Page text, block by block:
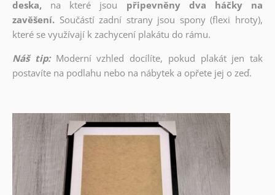
deska, na které jsou
připevněny dva háčky na
zavěšení. Součástí zadní strany jsou spony (flexi hroty),
které se využívají k zachycení plakátu do rámu.
Náš tip: Moderní vzhled docílíte, pokud plakát jen tak
postavíte na podlahu nebo na nábytek a opřete jej o zeď.